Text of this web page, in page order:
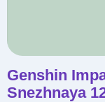
Genshin
Snezhnaya